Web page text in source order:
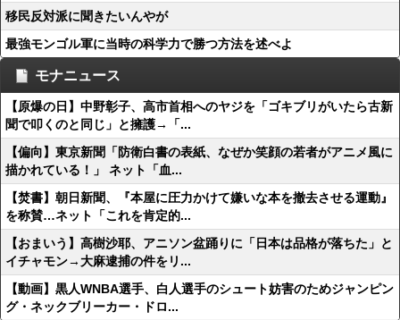
移民反対派に聞きたいんやが
最強モンゴル軍に当時の科学力で勝つ方法を述べよ
モナニュース
【原爆の日】中野彰子、高市首相へのヤジを「ゴキブリがいたら古新
聞で叩くのと同じ」と擁護→「...
【偏向】東京新聞「防衛白書の表紙、なぜか笑顔の若者がアニメ風に
描かれている！」 ネット「血...
【焚書】朝日新聞、『本屋に圧力かけて嫌いな本を撤去させる運動』
を称賛…ネット「これを肯定的...
【おまいう】高樹沙耶、アニソン盆踊りに「日本は品格が落ちた」と
イチャモン→大麻逮捕の件をリ...
【動画】黒人WNBA選手、白人選手のシュート妨害のためジャンピン
グ・ネックブリーカー・ドロ...